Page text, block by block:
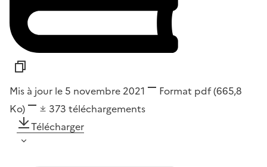
Mis à jour le 5 novembre 2021 Format pdf(665,8
Ko)
373 téléchargements
Télécharger